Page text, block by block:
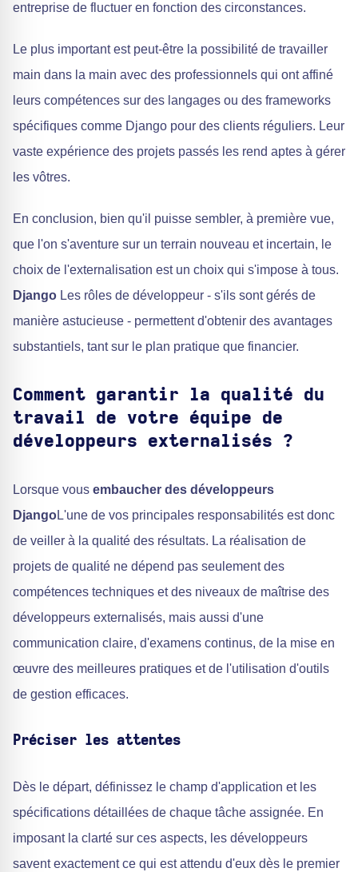
entreprise de fluctuer en fonction des circonstances.
Le plus important est peut-être la possibilité de travailler
main dans la main avec des professionnels qui ont affiné
leurs compétences sur des langages ou des frameworks
spécifiques comme Django pour des clients réguliers. Leur
vaste expérience des projets passés les rend aptes à gérer
les vôtres.
En conclusion, bien qu'il puisse sembler, à première vue,
que l'on s'aventure sur un terrain nouveau et incertain, le
choix de l'externalisation est un choix qui s'impose à tous.
Django Les rôles de développeur - s'ils sont gérés de
manière astucieuse - permettent d'obtenir des avantages
substantiels, tant sur le plan pratique que financier.
Comment garantir la qualité du
travail de votre équipe de
développeurs externalisés ?
Lorsque vous embaucher des développeurs
DjangoL'une de vos principales responsabilités est donc
de veiller à la qualité des résultats. La réalisation de
projets de qualité ne dépend pas seulement des
compétences techniques et des niveaux de maîtrise des
développeurs externalisés, mais aussi d'une
communication claire, d'examens continus, de la mise en
œuvre des meilleures pratiques et de l'utilisation d'outils
de gestion efficaces.
Préciser les attentes
Dès le départ, définissez le champ d'application et les
spécifications détaillées de chaque tâche assignée. En
imposant la clarté sur ces aspects, les développeurs
savent exactement ce qui est attendu d'eux dès le premier